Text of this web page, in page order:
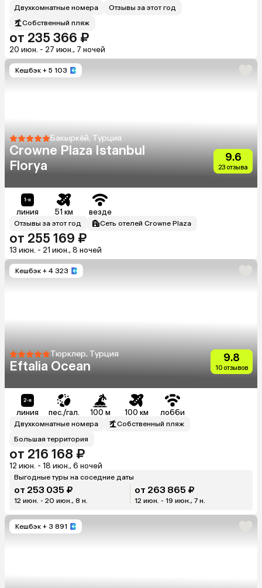
Двухкомнатные номера
Отзывы за этот год
Собственный пляж
от 235 366 ₽
20 июн. - 27 июн., 7 ночей
Кешбэк + 5 103
Бакыркёй, Турция
Crowne Plaza Istanbul
Florya
9.6
23 отзыва
линия 51 км везде
Отзывы за этот год Сеть отелей Crowne Plaza
от 255 169 ₽
13 июн. - 21 июн., 8 ночей
Кешбэк + 4 323
Тюрклер, Турция
Eftalia Ocean
9.8
10 отзывов
линия пес./гал. 100 м 100 км лобби
Двухкомнатные номера
Собственный пляж
Большая территория
от 216 168 ₽
12 июн. - 18 июн., 6 ночей
Выгодные туры на соседние даты
от 253 035 ₽
12 июн. - 20 июн., 8 н.
от 263 865 ₽
12 июн. - 19 июн., 7 н.
Кешбэк + 3 891